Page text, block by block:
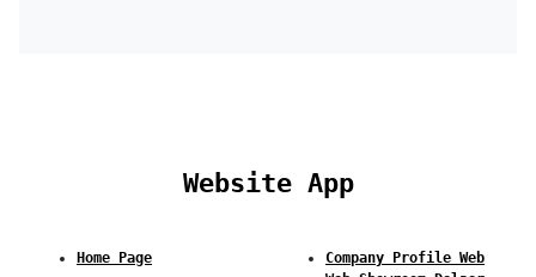
Website App
Home Page
Company Profile Web